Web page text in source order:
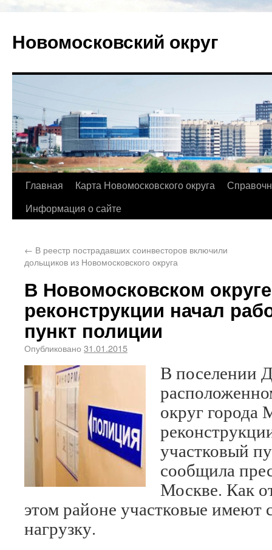
Новомосковский округ
Главная Карта Новомосковского округа
Информация о сайте
← В реестр пострадавших соинвесторов включили
дольщиков из Новомосковского округа
В Новомосковском
реконструкции начал
пункт полиции
Опубликовано 31.01.2015
В поселении
округ города
участковый
сообщила
Москве. Как
этом районе участковые
нагрузку.